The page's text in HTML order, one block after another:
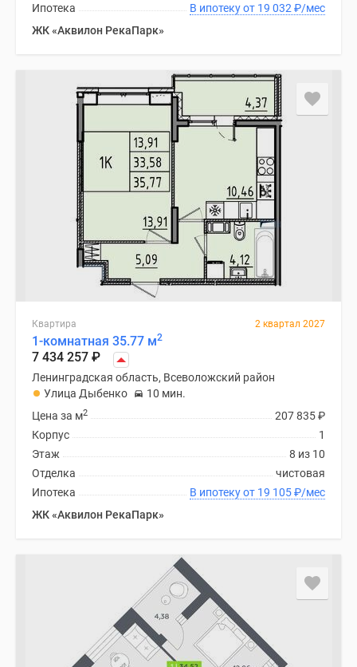
В ипотеку от 19 032 ₽/мес
Ипотека
ЖК «Аквилон РекаПарк»
Квартира 2 квартал 2027
1-комнатная 35.77 м2
7 434 257 ₽
Ленинградская область, Всеволожский район
Улица Дыбенко
10 мин.
207 835₽
Цена за м2
1
Корпус
8 из 10
Этаж
чистовая
Отделка
В ипотеку от 19 105₽/мес
Ипотека
ЖК «Аквилон РекаПарк»